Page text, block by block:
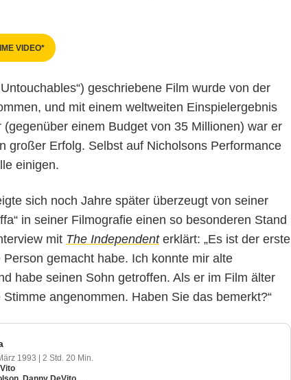
VIDEO*
Untouchables“) geschriebene Film wurde von der
und mit einem weltweiten Einspielergebnis
einem Budget von 35 Millionen) war er
großer Erfolg. Selbst auf Nicholsons Performance
einigen.
sich noch Jahre später überzeugt von seiner
in seiner Filmografie einen so besonderen Stand
mit The Independenterklärt: „Es ist der erste
gemacht habe. Ich konnte mir alte
habe seinen Sohn getroffen. Als er im Film älter
angenommen. Haben Sie das bemerkt?“
1993
2 Std. 20 Min.